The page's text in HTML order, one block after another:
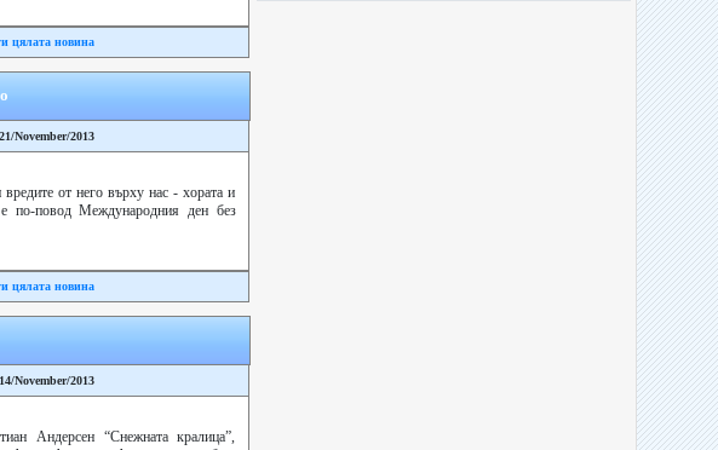
цялата новина
November/2013
от него върху нас - хората и
по-повод Международния ден без
цялата новина
November/2013
Андерсен “Снежната кралица”,